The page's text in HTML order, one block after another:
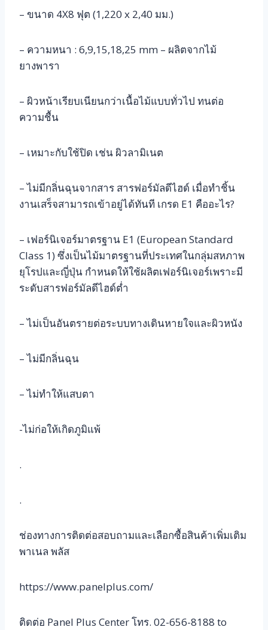
– ขนาด 4X8 ฟุต (1,220 x 2,40 มม.)
– ความหนา : 6,9,15,18,25 mm – ผลิตจากไม้
ยางพารา
– ผิวหน้าเรียบเนียนกว่าเนื้อไม้แบบทั่วไป ทนต่อ
ความชื้น
– เหมาะกับใช้ปิด เช่น ผิวลามิเนต
– ไม่มีกลิ่นฉุนจากสาร สารฟอร์มัลดีไฮด์ เมื่อทำชิ้น
งานเสร็จสามารถเข้าอยู่ได้ทันที เกรด E1 คืออะไร?
– เฟอร์นิเจอร์มาตรฐาน E1 (European Standard
Class 1) ซึ่งเป็นไม้มาตรฐานที่ประเทศในกลุ่มสหภาพ
ยุโรปและญี่ปุ่น กำหนดให้ใช้ผลิตเฟอร์นิเจอร์เพราะมี
ระดับสารฟอร์มัลดีไฮด์ต่ำ
– ไม่เป็นอันตรายต่อระบบทางเดินหายใจและผิวหนัง
– ไม่มีกลิ่นฉุน
– ไม่ทำให้แสบตา
-ไม่ก่อให้เกิดภูมิแพ้
.
.
ช่องทางการติดต่อสอบถามและเลือกซื้อสินค้าเพิ่มเติม
พาเนล พลัส
https://www.panelplus.com/
ติดต่อ Panel Plus Center โทร. 02-656-8188 to